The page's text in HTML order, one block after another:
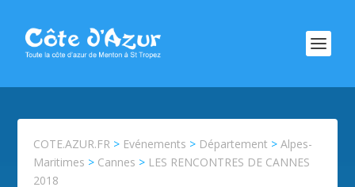
COTE.AZUR.FR > Evénements > Département >Alpes-
Maritimes > Cannes > LES RENCONTRES DE CANNES
2018